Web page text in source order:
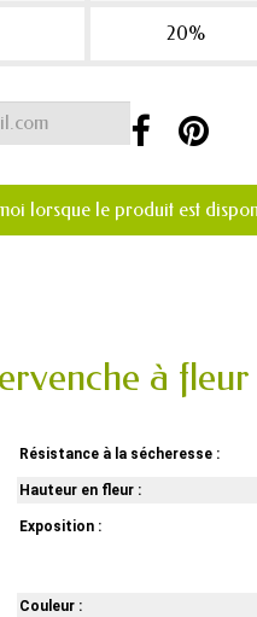
20%
lorsque le produit est
à
Résistance à la sécheresse :
Hauteur en fleur :
Exposition :
Couleur :